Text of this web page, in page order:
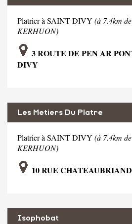
Platrier à SAINT DIVY (à 7.4km
KERHUON)
3 ROUTE DE PEN AR
DIVY
Les Metiers Du Platre
Platrier à SAINT DIVY (à 7.4km
KERHUON)
10 RUE
Isophobat